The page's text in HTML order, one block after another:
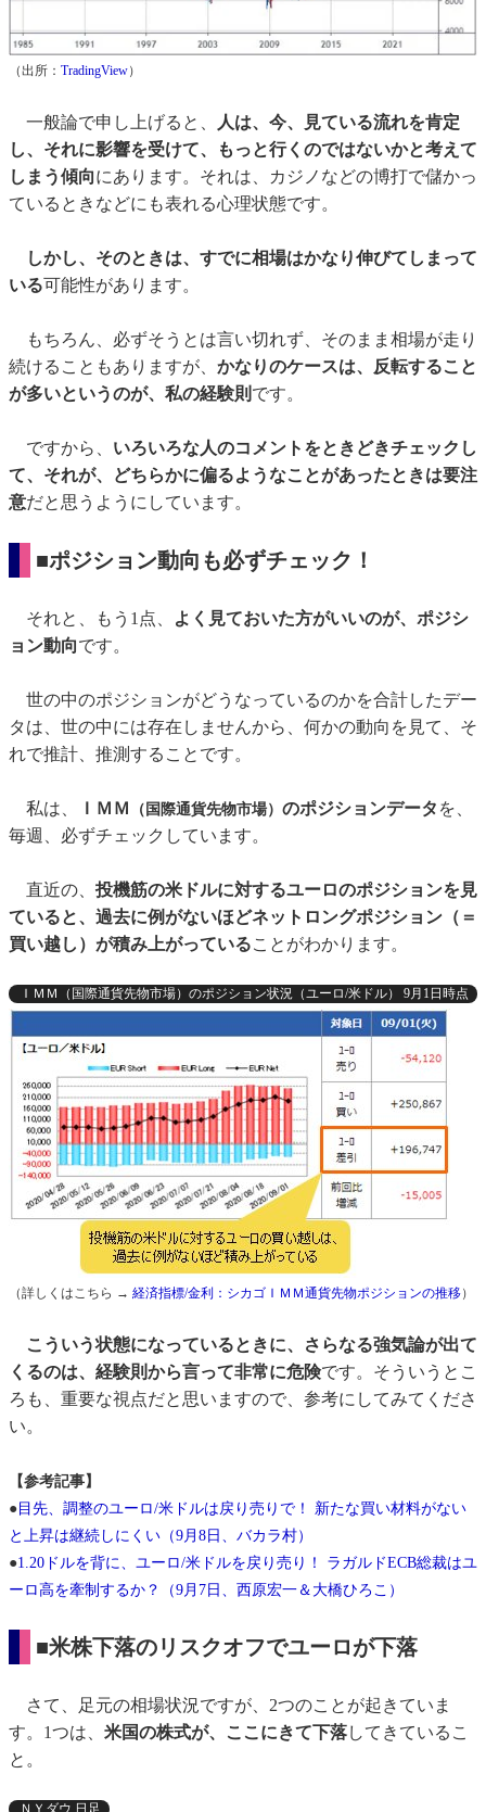
（出所： TradingView）
一般論で申し上げると、
人は、今、見ている流れを肯定
し、それに影響を受けて、もっと行くのではないかと考えて
しまう傾向にあります。それは、カジノなどの博打で儲かっ
ているときなどにも表れる心理状態です。
しかし、そのときは、すでに相場はかなり伸びてしまって
いる可能性があります。
もちろん、必ずそうとは言い切れず、そのまま相場が走り
続けることもありますが、 かなりのケースは、反転すること
が多いというのが、私の経験則 です。
ですから、 いろいろな人のコメントをときどきチェックし
て、それが、どちらかに偏るようなことがあったときは要注
意だと思うようにしています。
■ポジション動向も必ずチェック！
それと、もう1点、
よく見ておいた方がいいのが、ポジシ
ョン動向です。
世の中のポジションがどうなっているのかを合計したデー
タは、世の中には存在しませんから、何かの動向を見て、そ
れで推計、推測することです。
私は、 ＩＭＭ （国際通貨先物市場） のポジションデータ を、
毎週、必ずチェックしています。
直近の、 投機筋の米ドルに対するユーロのポジションを見
ていると、過去に例がないほどネットロングポジション（＝
買い越し）が積み上がっていることがわかります。
ＩＭＭ（国際通貨先物市場）のポジション状況（ユーロ/米ドル） 9月1日時点
（詳しくはこちら → 経済指標/金利：シカゴＩＭＭ通貨先物ポジションの推移）
こういう状態になっているときに、さらなる強気論が出て
くるのは、経験則から言って非常に危険です。そういうとこ
ろも、重要な視点だと思いますので、参考にしてみてくださ
い。
【参考記事】
● 目先、調整のユーロ/米ドルは戻り売りで！ 新たな買い材料がない
と上昇は継続しにくい（9月8日、バカラ村）
●1.20ドルを背に、ユーロ/米ドルを戻り売り！ ラガルドECB総裁はユ
ーロ高を牽制するか？（9月7日、西原宏一＆大橋ひろこ）
■米株下落のリスクオフでユーロが下落
さて、足元の相場状況ですが、2つのことが起きていま
す。1つは、 米国の株式が、ここにきて下落してきているこ
と。
ＮＹダウ 日足